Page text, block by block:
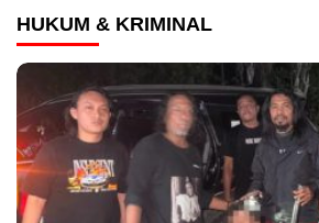
HUKUM & KRIMINAL